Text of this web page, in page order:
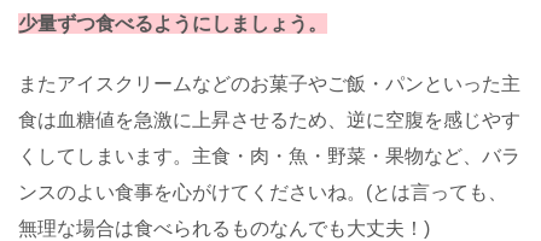
少量ずつ食べるようにしましょう。
またアイスクリームなどのお菓子やご飯・パンといった主
食は血糖値を急激に上昇させるため、逆に空腹を感じやす
くしてしまいます。主食・肉・魚・野菜・果物など、バラ
ンスのよい食事を心がけてくださいね。(とは言っても、
無理な場合は食べられるものなんでも大丈夫！)